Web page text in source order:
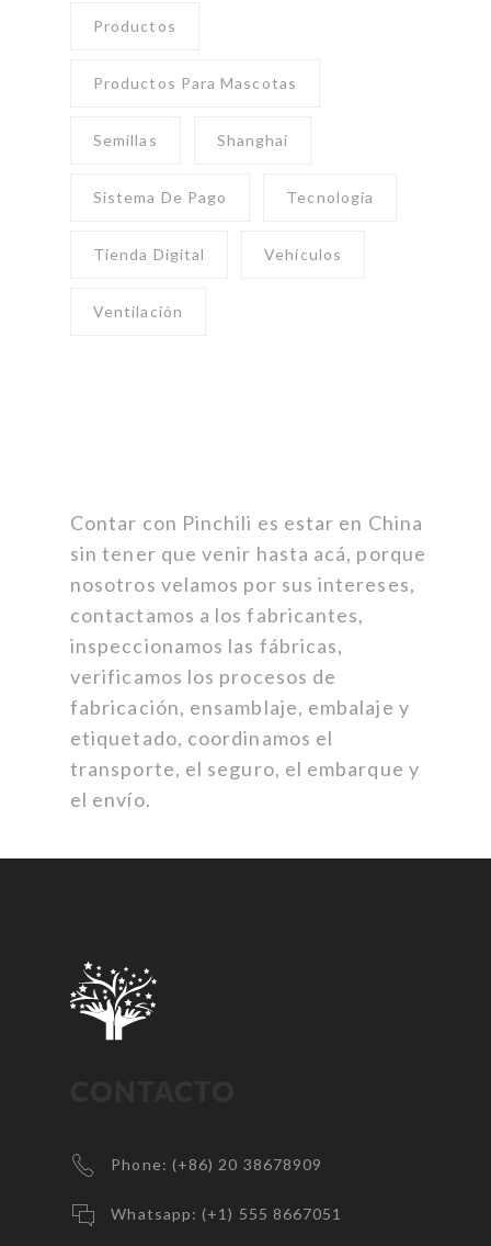
Productos
Productos Para Mascotas
Semillas Shanghai
Sistema De Pago Tecnología
Tienda Digital Vehículos
Ventilación
Contar con Pinchili es estar en China
sin tener que venir hasta acá, porque
nosotros velamos por sus intereses,
contactamos a los fabricantes,
inspeccionamos las fábricas,
verificamos los procesos de
fabricación, ensamblaje, embalaje y
etiquetado, coordinamos el
transporte, el seguro, el embarque y
el envío.
Phone: (+86) 20 38678909
Whatsapp: (+1) 555 8667051